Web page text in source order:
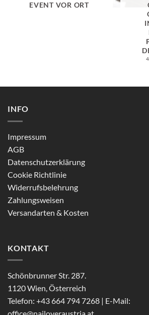
EVENT VOR ORT
INFO
Impressum
AGB
Datenschutzerklärung
Cookie Richtlinie
Widerrufsbelehrung
Zahlungsweisen
Versandarten & Kosten
KONTAKT
Schönbrunner Str. 287.
1120 Wien, Österreich
Telefon: +43 664 794 7268 | E-Mail: